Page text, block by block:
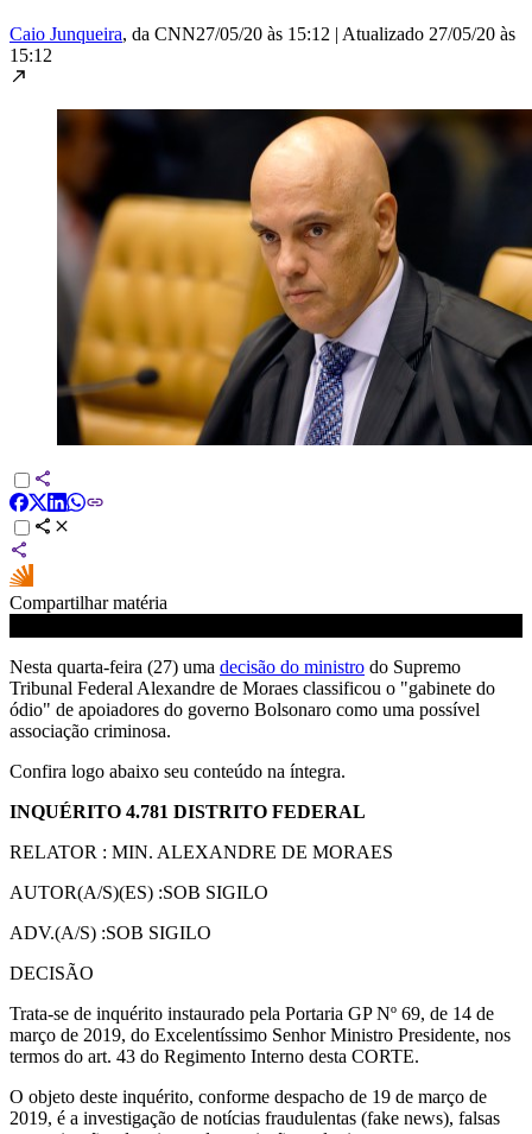
Caio Junqueira, da CNN27/05/20 às 15:12 | Atualizado 27/05/20 às
15:12
Compartilhar matéria
Nesta quarta-feira (27) uma decisão do ministro do Supremo
Tribunal Federal Alexandre de Moraes classificou o "gabinete do
ódio" de apoiadores do governo Bolsonaro como uma possível
associação criminosa.
Confira logo abaixo seu conteúdo na íntegra.
INQUÉRITO 4.781 DISTRITO FEDERAL
RELATOR : MIN. ALEXANDRE DE MORAES
AUTOR(A/S)(ES) :SOB SIGILO
ADV.(A/S) :SOB SIGILO
DECISÃO
Trata-se de inquérito instaurado pela Portaria GP Nº 69, de 14 de
março de 2019, do Excelentíssimo Senhor Ministro Presidente, nos
termos do art. 43 do Regimento Interno desta CORTE.
O objeto deste inquérito, conforme despacho de 19 de março de
2019, é a investigação de notícias fraudulentas (fake news), falsas